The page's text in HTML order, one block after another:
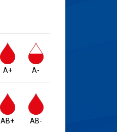
A+ A-
AB+ AB-